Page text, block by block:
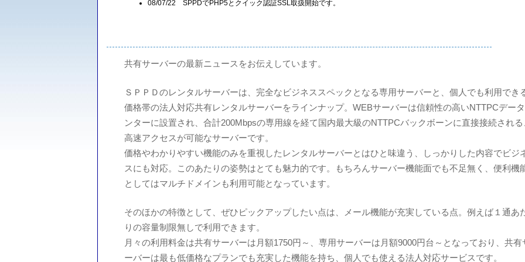
08/07/22 SPPDでPHP5とクイック認証SSL取扱開始です。
共有サーバーの最新ニュースをお伝えしています。
ＳＰＰＤのレンタルサーバーは、完全なビジネススペックとなる専用サーバーと、個人でも利用でき
価格帯の法人対応共有レンタルサーバーをラインナップ。WEBサーバーは信頼性の高いNTTPCデー
ンターに設置され、合計200Mbpsの専用線を経て国内最大級のNTTPCバックボーンに直接接続される
高速アクセスが可能なサーバーです。
価格やわかりやすい機能のみを重視したレンタルサーバーとはひと味違う、しっかりした内容でビジ
スにも対応。このあたりの姿勢はとても魅力的です。もちろんサーバー機能面でも不足無く、便利機
としてはマルチドメインも利用可能となっています。
そのほかの特徴として、ぜひピックアップしたい点は、メール機能が充実している点。例えば１通あ
りの容量制限無しで利用できます。
月々の利用料金は共有サーバーは月額1750円～、専用サーバーは月額9000円台～となっており、共有
ーバーは最も低価格なプランでも充実した機能を持ち、個人でも使える法人対応サービスです。